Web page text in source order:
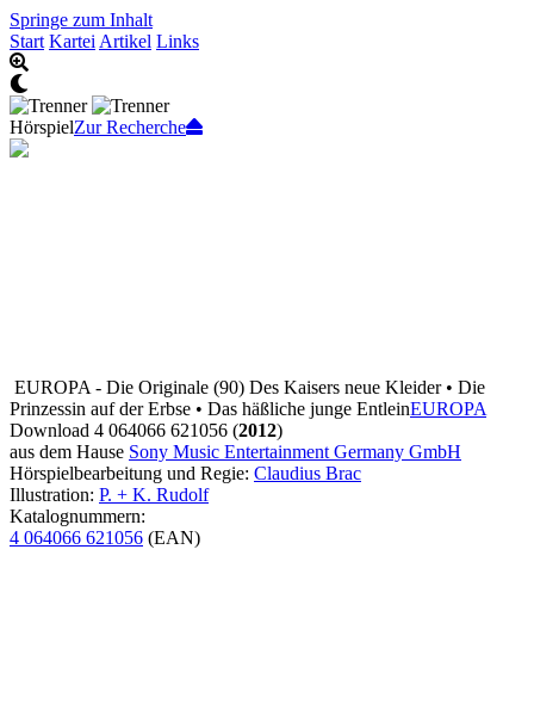
Springe zum Inhalt
Start Kartei Artikel Links
HörspielZur Recherche
EUROPA - Die Originale (90) Des Kaisers neue Kleider • Die
Prinzessin auf der Erbse • Das häßliche junge EntleinEUROPA
Download 4 064066 621056 (2012)
aus dem Hause Sony Music Entertainment Germany GmbH
Hörspielbearbeitung und Regie: Claudius Brac
Illustration: P. + K. Rudolf
Katalognummern:
4 064066 621056 (EAN)